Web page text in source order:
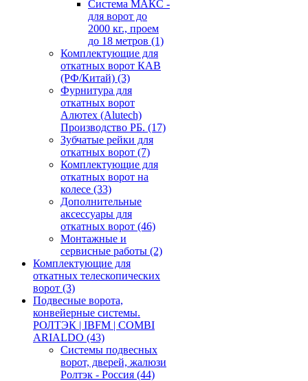
Система МАКС -
для ворот до
2000 кг., проем
до 18 метров (1)
Комплектующие для
откатных ворот КАВ
(РФ/Китай) (3)
Фурнитура для
откатных ворот
Алютех (Alutech)
Производство РБ. (17)
Зубчатые рейки для
откатных ворот (7)
Комплектующие для
откатных ворот на
колесе (33)
Дополнительные
аксессуары для
откатных ворот (46)
Монтажные и
сервисные работы (2)
Комплектующие для
откатных телескопических
ворот (3)
Подвесные ворота,
конвейерные системы.
РОЛТЭК | IBFM | COMBI
ARIALDO (43)
Системы подвесных
ворот, дверей, жалюзи
Ролтэк - Россия (44)